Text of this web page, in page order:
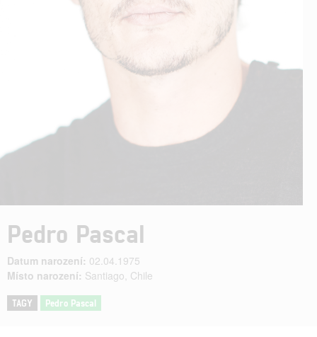
Pedro Pascal
Datum narození: 02.04.1975
Místo narození: Santiago, Chile
TAGY Pedro Pascal